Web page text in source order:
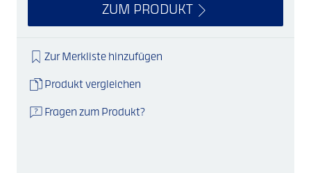
ZUM PRODUKT
Zur Merkliste hinzufügen
Produkt vergleichen
Fragen zum Produkt?